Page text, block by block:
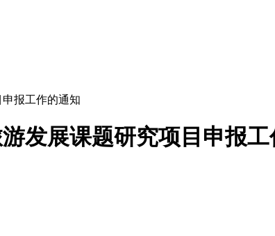
报工作的通知
发展课题研究项目申报